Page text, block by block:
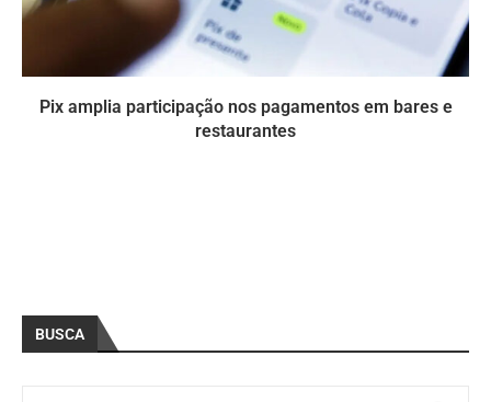
Pix amplia participação nos pagamentos em bares e
restaurantes
BUSCA